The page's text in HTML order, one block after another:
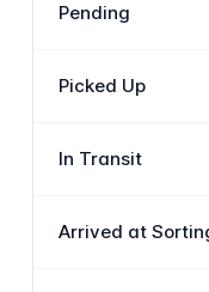
Pending
Picked Up
In Transit
Arrived at